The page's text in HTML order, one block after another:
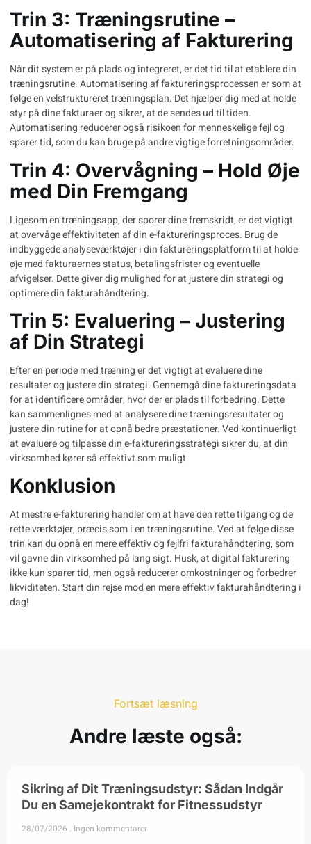
Trin 3: Træningsrutine –
Automatisering af Fakturering
Når dit system er på plads og integreret, er det tid til at etablere din
træningsrutine. Automatisering af faktureringsprocessen er som at
følge en velstruktureret træningsplan. Det hjælper dig med at holde
styr på dine fakturaer og sikrer, at de sendes ud til tiden.
Automatisering reducerer også risikoen for menneskelige fejl og
sparer tid, som du kan bruge på andre vigtige forretningsområder.
Trin 4: Overvågning – Hold Øje
med Din Fremgang
Ligesom en træningsapp, der sporer dine fremskridt, er det vigtigt
at overvåge effektiviteten af din e-faktureringsproces. Brug de
indbyggede analyseværktøjer i din faktureringsplatform til at holde
øje med fakturaernes status, betalingsfrister og eventuelle
afvigelser. Dette giver dig mulighed for at justere din strategi og
optimere din fakturahåndtering.
Trin 5: Evaluering – Justering
af Din Strategi
Efter en periode med træning er det vigtigt at evaluere dine
resultater og justere din strategi. Gennemgå dine faktureringsdata
for at identificere områder, hvor der er plads til forbedring. Dette
kan sammenlignes med at analysere dine træningsresultater og
justere din rutine for at opnå bedre præstationer. Ved kontinuerligt
at evaluere og tilpasse din e-faktureringsstrategi sikrer du, at din
virksomhed kører så effektivt som muligt.
Konklusion
At mestre e-fakturering handler om at have den rette tilgang og de
rette værktøjer, præcis som i en træningsrutine. Ved at følge disse
trin kan du opnå en mere effektiv og fejlfri fakturahåndtering, som
vil gavne din virksomhed på lang sigt. Husk, atdigital fakturering
ikke kun sparer tid, men også reducerer omkostninger og forbedrer
likviditeten. Start din rejse mod en mere effektiv fakturahåndtering i
dag!
Fortsæt læsning
Andre læste også:
Sikring af Dit Træningsudstyr: Sådan Indgår
Du en Samejekontrakt for Fitnessudstyr
28/07/2026 Ingen kommentarer